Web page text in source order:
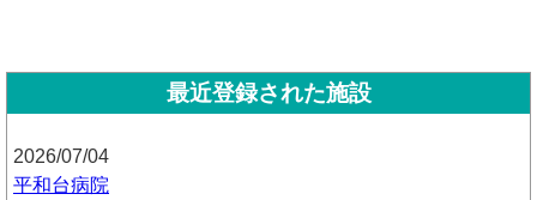
最近登録された施設
2026/07/04
平和台病院